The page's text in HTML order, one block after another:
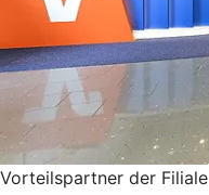
Vorteilspartner der Filiale